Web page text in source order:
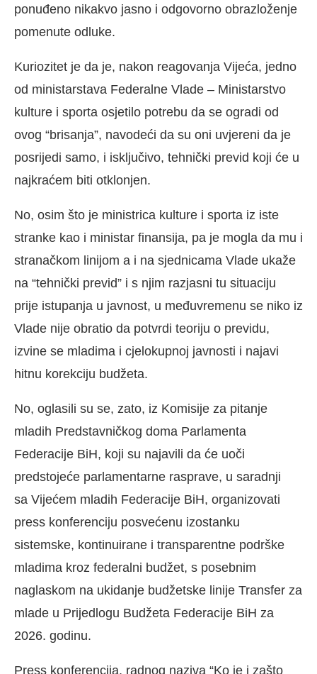
ponuđeno nikakvo jasno i odgovorno obrazloženje
pomenute odluke.
Kuriozitet je da je, nakon reagovanja Vijeća, jedno
od ministarstava Federalne Vlade – Ministarstvo
kulture i sporta osjetilo potrebu da se ogradi od
ovog “brisanja”, navodeći da su oni uvjereni da je
posrijedi samo, i isključivo, tehnički previd koji će u
najkraćem biti otklonjen.
No, osim što je ministrica kulture i sporta iz iste
stranke kao i ministar finansija, pa je mogla da mu i
stranačkom linijom a i na sjednicama Vlade ukaže
na “tehnički previd” i s njim razjasni tu situaciju
prije istupanja u javnost, u međuvremenu se niko iz
Vlade nije obratio da potvrdi teoriju o previdu,
izvine se mladima i cjelokupnoj javnosti i najavi
hitnu korekciju budžeta.
No, oglasili su se, zato, iz Komisije za pitanje
mladih Predstavničkog doma Parlamenta
Federacije BiH, koji su najavili da će uoči
predstojeće parlamentarne rasprave, u saradnji
sa Vijećem mladih Federacije BiH, organizovati
press konferenciju posvećenu izostanku
sistemske, kontinuirane i transparentne podrške
mladima kroz federalni budžet, s posebnim
naglaskom na ukidanje budžetske linije Transfer za
mlade u Prijedlogu Budžeta Federacije BiH za
2026. godinu.
Press konferencija, radnog naziva “Ko je i zašto